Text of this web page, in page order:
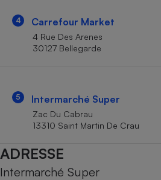
4 Carrefour Market
4 Rue Des Arenes
30127 Bellegarde
5 Intermarché Super
Zac Du Cabrau
13310 Saint Martin De Crau
ADRESSE
Intermarché Super